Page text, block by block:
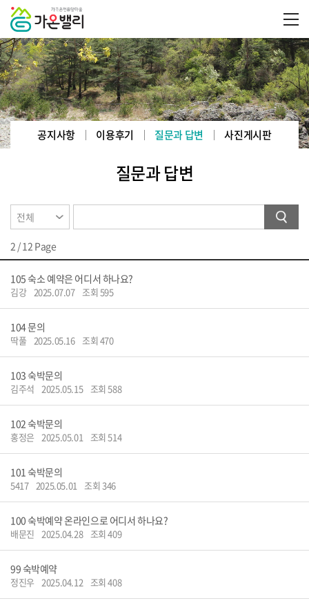
공지사항 이용후기 질문과 답변 사진게시판
질문과 답변
2 / 12 Page
105숙소 예약은 어디서 하나요?
김강 2025.07.07 조회 595
104문의
딱풀 2025.05.16 조회 470
103숙박문의
김주석 2025.05.15 조회 588
102숙박문의
홍정은 2025.05.01 조회 514
101숙박문의
5417 2025.05.01 조회 346
100숙박예약 온라인으로 어디서 하나요?
배문진 2025.04.28 조회 409
99숙박예약
정진우 2025.04.12 조회 408